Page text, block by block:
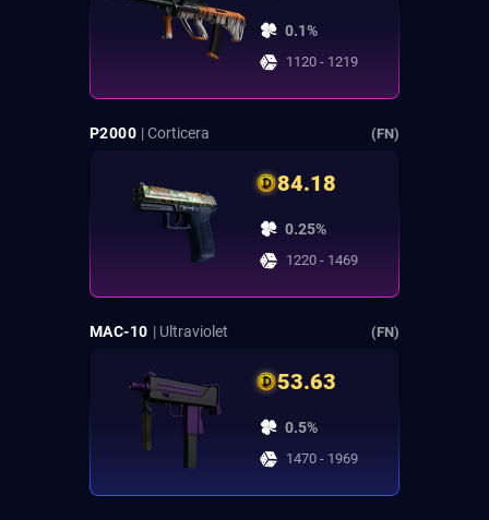
0.1%
1120 - 1219
P2000 | Corticera (FN)
84.18
0.25%
1220 - 1469
MAC-10 | Ultraviolet (FN)
53.63
0.5%
1470 - 1969